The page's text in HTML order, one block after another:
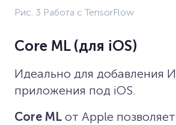
Рис. 3 Работа с TensorFlow
Core ML (для iOS)
Идеально для добавления
приложения под iOS.
Core ML от Apple